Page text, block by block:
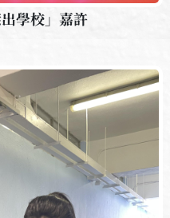
學校」嘉許